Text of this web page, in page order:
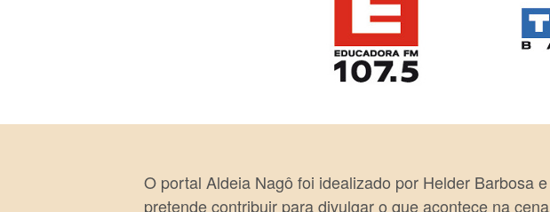
O portal Aldeia Nagô foi idealizado por Helder Barbosa e
pretende contribuir para divulgar o que acontece na cena